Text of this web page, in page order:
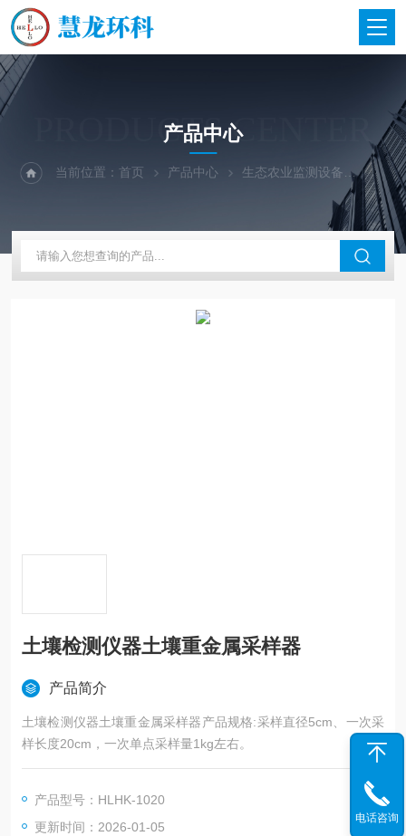
PRODUCTS CENTER
产品中心
当前位置：首页 产品中心 生态农业监测设备 土壤
土壤检测仪器土壤重金属采样器
产品简介
土壤检测仪器土壤重金属采样器产品规格:采样直径5cm、一次采
样长度20cm，一次单点采样量1kg左右。
产品型号：HLHK-1020
更新时间：2026-01-05
电话咨询